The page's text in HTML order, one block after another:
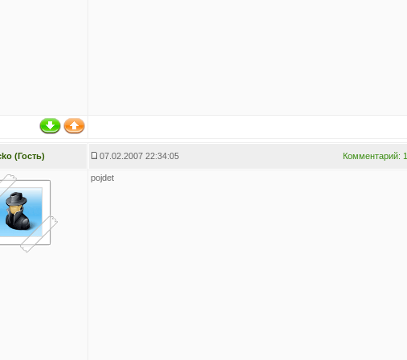
(Гость) 07.02.2007 22:34:05 Комментарий: 1
pojdet